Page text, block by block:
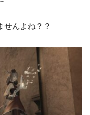
せんよね？？